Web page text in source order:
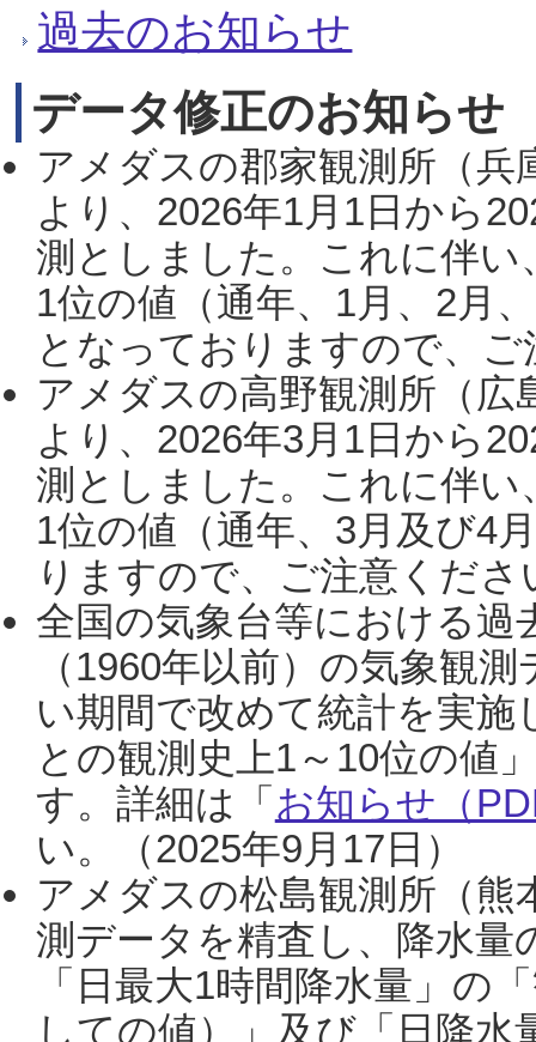
過去のお知らせ
データ修正のお知らせ
アメダスの郡家観測所（
より、2026年1月1日から
測としました。これに伴い
1位の値（通年、1月、2月
となっておりますので、
アメダスの高野観測所（
より、2026年3月1日から
測としました。これに伴い
1位の値（通年、3月及び4
りますので、ご注意くだ
全国の気象台等における過
（1960年以前）の気象観
い期間で改めて統計を実
との観測史上1～10位の値
す。詳細は「 お知らせ（
い。（2025年9月17日）
アメダスの松島観測所（熊
測データを精査し、降水
「日最大1時間降水量」の
しての値）」及び「日降